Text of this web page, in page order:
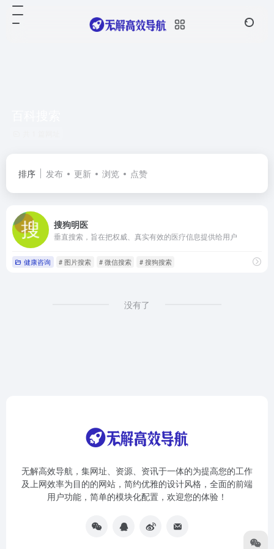
排序 发布 更新 浏览 点赞
搜狗明医
垂直搜索，旨在把权威、真实有效的医疗信息提供给用户
健康咨询 # 图片搜索 # 微信搜索 # 搜狗搜索
没有了
无解高效导航，集网址、资源、资讯于一体的为提高您的工作
及上网效率为目的的网站，简约优雅的设计风格，全面的前端
用户功能，简单的模块化配置，欢迎您的体验！